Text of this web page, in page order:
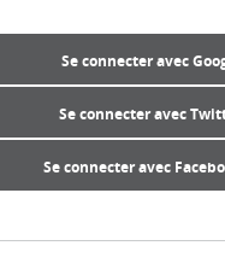
Se connecter avec
Se connecter avec
Se connecter avec